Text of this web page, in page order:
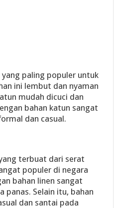
yang paling populer untuk
ini lembut dan nyaman
mudah dicuci dan
bahan katun sangat
dan casual.
terbuat dari serat
populer di negara
bahan linen sangat
panas. Selain itu, bahan
dan santai pada